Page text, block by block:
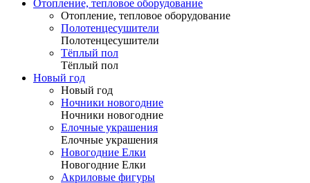
Отопление, тепловое оборудование
Отопление, тепловое оборудование
Полотенцесушители
Полотенцесушители
Тёплый пол
Тёплый пол
Новый год
Новый год
Ночники новогодние
Ночники новогодние
Елочные украшения
Елочные украшения
Новогодние Елки
Новогодние Елки
Акриловые фигуры